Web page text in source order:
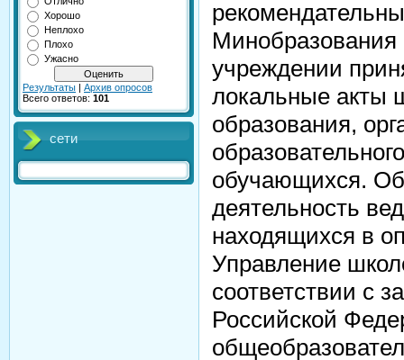
Хорошо
Неплохо
Плохо
Ужасно
Результаты | Архив опросов
Всего ответов: 101
сети
учреждении
локальные акты
образования,
обучающихся.
деятельность
находящихся в
Управление
соответствии с
Российской